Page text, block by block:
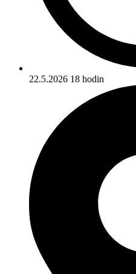
22.5.2026 18 hodin